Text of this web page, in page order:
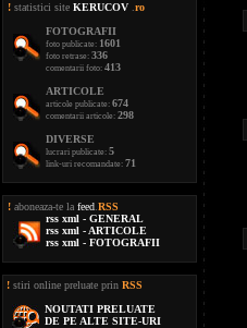
! statistici site KERUCOV ro
FOTOGRAFII
foto publicate: 1601
foto retrase: 336
comentarii foto: 413
ARTICOLE
articole publicate: 674
comentarii articole: 298
DIVERSE
lucrari publicate: 5
link-uri recomandate: 71
! aboneaza-te la feed RSS
rss xml - GENERAL
rss xml - ARTICOLE
rss xml - FOTOGRAFII
! stiri online preluate prin RSS
NOUTATI PRELUATE
DE PE ALTE SITE-URI